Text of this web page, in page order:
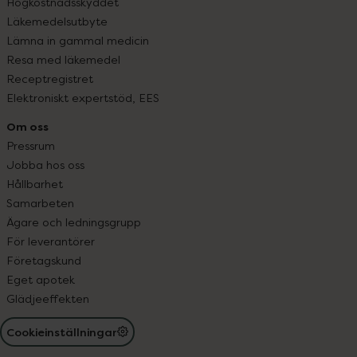
Läkemedelsutbyte
Lämna in gammal medicin
Resa med läkemedel
Receptregistret
Elektroniskt expertstöd, EES
Om oss
Pressrum
Jobba hos oss
Hållbarhet
Samarbeten
Ägare och ledningsgrupp
För leverantörer
Företagskund
Eget apotek
Glädjeeffekten
Cookieinställningar